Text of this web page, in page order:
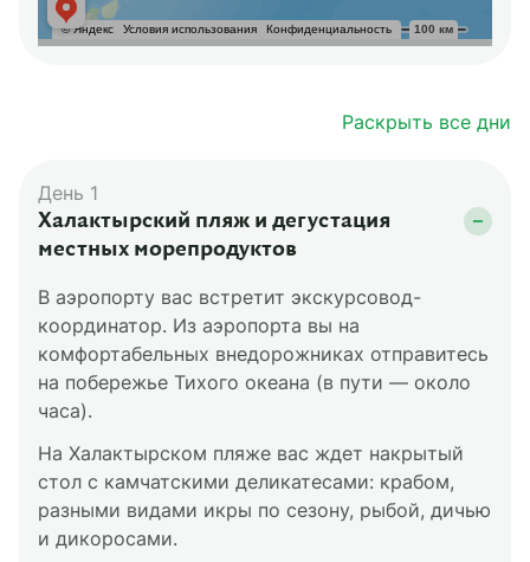
Раскрыть все дни
День 1
Халактырский пляж и дегустация
местных морепродуктов
В аэропорту вас встретит экскурсовод-
координатор. Из аэропорта вы на
комфортабельных внедорожниках отправитесь
на побережье Тихого океана (в пути — около
часа).
На Халактырском пляже вас ждет накрытый
стол с камчатскими деликатесами: крабом,
разными видами икры по сезону, рыбой, дичью
и дикоросами.